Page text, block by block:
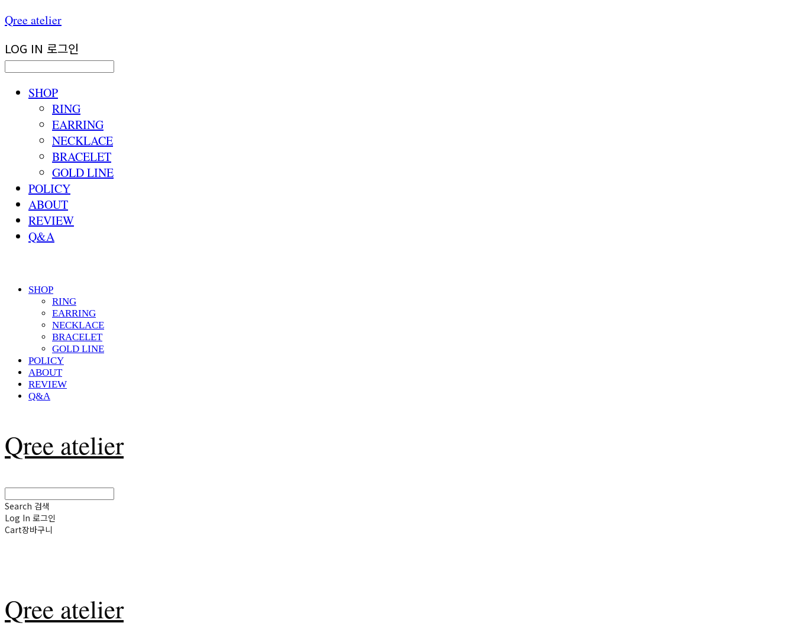
Qree atelier
LOG IN 로그인
SHOP
RING
EARRING
NECKLACE
BRACELET
GOLD LINE
POLICY
ABOUT
REVIEW
Q&A
SHOP
RING
EARRING
NECKLACE
BRACELET
GOLD LINE
POLICY
ABOUT
REVIEW
Q&A
Qree atelier
Search 검색
Log In 로그인
Cart장바구니
Qree atelier